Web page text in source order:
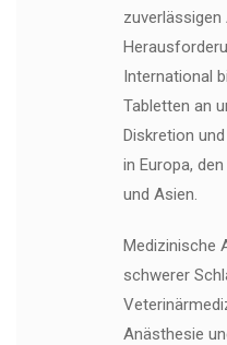
zuverlässigen
International
Tabletten an
Diskretion
in Europa,
und Asien.
Medizinische
schwerer
Anästhesie